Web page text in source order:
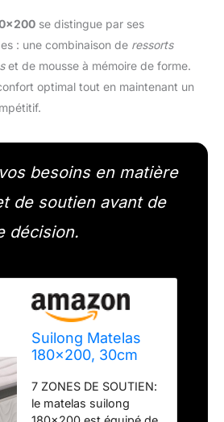
se distingue par ses
: une combinaison de ressorts
et de mousse à mémoire de forme.
optimal tout en maintenant un
besoins en matière
de soutien avant de
décision.
Suilong Matelas
180x200, 30cm
Matelas à
Ressorts
7 ZONES DE SOUTIEN:
le matelas suilong